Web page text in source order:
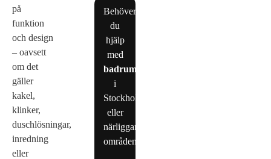
på
funktion
och design
– oavsett
om det
gäller
kakel,
klinker,
duschlösningar,
inredning
eller
Behöver
du
hjälp
med
badrumsrenovering
i
Stockholm
eller
närliggande
områden?